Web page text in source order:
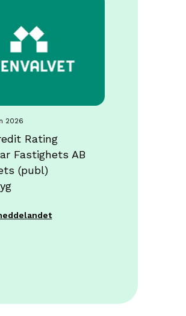
2026
Rating
Fastighets AB
(publ)